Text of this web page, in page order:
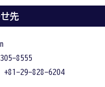
先
8555
29-828-6204